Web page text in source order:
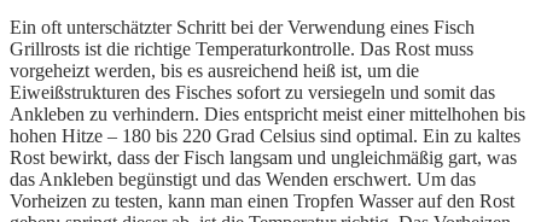
Ein oft unterschätzter Schritt bei der Verwendung eines Fisch
Grillrosts ist die richtige Temperaturkontrolle. Das Rost muss
vorgeheizt werden, bis es ausreichend heiß ist, um die
Eiweißstrukturen des Fisches sofort zu versiegeln und somit das
Ankleben zu verhindern. Dies entspricht meist einer mittelhohen bis
hohen Hitze – 180 bis 220 Grad Celsius sind optimal. Ein zu kaltes
Rost bewirkt, dass der Fisch langsam und ungleichmäßig gart, was
das Ankleben begünstigt und das Wenden erschwert. Um das
Vorheizen zu testen, kann man einen Tropfen Wasser auf den Rost